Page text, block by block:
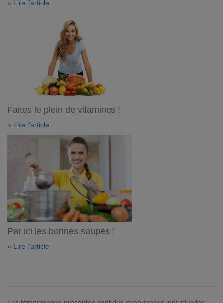
» Lire l'article
Faites le plein de vitamines !
» Lire l'article
Par ici les bonnes soupes !
» Lire l'article